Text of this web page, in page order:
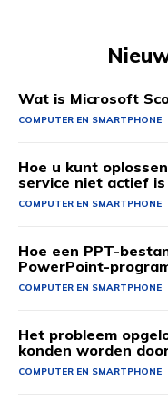
Wat is Microsoft
COMPUTER EN SMARTPHONE
Hoe u kunt
service niet actief is
COMPUTER EN SMARTPHONE
Hoe een PPT-
PowerPoint-
COMPUTER EN SMARTPHONE
Het probleem
konden worden
COMPUTER EN SMARTPHONE